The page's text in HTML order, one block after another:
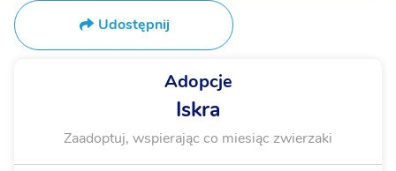
Udostępnij
Adopcje
Iskra
Zaadoptuj, wspierając co miesiąc zwierzaki